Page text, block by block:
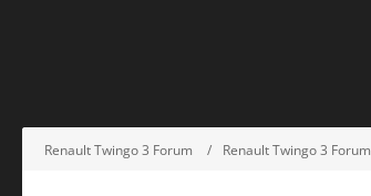
Renault Twingo 3 Forum Renault Twingo 3 Forum